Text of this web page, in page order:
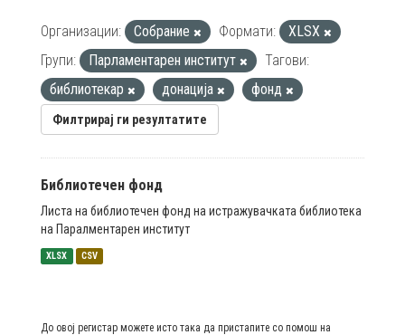
Организации: Собрание Формати:
XLSX
Групи:
Парламентарен институт
Тагови:
библиотекар
донација фонд
Филтрирај ги резултатите
Библиотечен фонд
Листа на библиотечен фонд на истражувачката библиотека
на Паралментарен институт
XLSX CSV
До овој регистар можете исто така да пристапите со помош на